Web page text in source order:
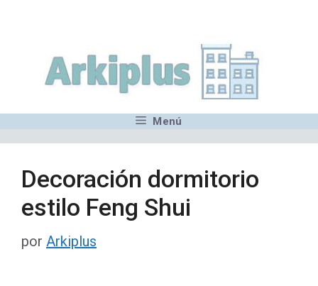
contenido
Menú
Decoración dormitorio
estilo Feng Shui
por Arkiplus